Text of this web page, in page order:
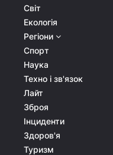
Світ
Екологія
Регіони
Спорт
Наука
Техно і зв'язок
Лайт
Зброя
Інциденти
Здоров'я
Туризм